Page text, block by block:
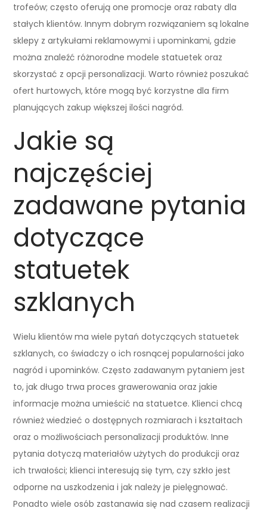
trofeów; często oferują one promocje oraz rabaty dla
stałych klientów. Innym dobrym rozwiązaniem są lokalne
sklepy z artykułami reklamowymi i upominkami, gdzie
można znaleźć różnorodne modele statuetek oraz
skorzystać z opcji personalizacji. Warto również poszukać
ofert hurtowych, które mogą być korzystne dla firm
planujących zakup większej ilości nagród.
Jakie są
najczęściej
zadawane pytania
dotyczące
statuetek
szklanych
Wielu klientów ma wiele pytań dotyczących statuetek
szklanych, co świadczy o ich rosnącej popularności jako
nagród i upominków. Często zadawanym pytaniem jest
to, jak długo trwa proces grawerowania oraz jakie
informacje można umieścić na statuetce. Klienci chcą
również wiedzieć o dostępnych rozmiarach i kształtach
oraz o możliwościach personalizacji produktów. Inne
pytania dotyczą materiałów użytych do produkcji oraz
ich trwałości; klienci interesują się tym, czy szkło jest
odporne na uszkodzenia i jak należy je pielęgnować.
Ponadto wiele osób zastanawia się nad czasem realizacji